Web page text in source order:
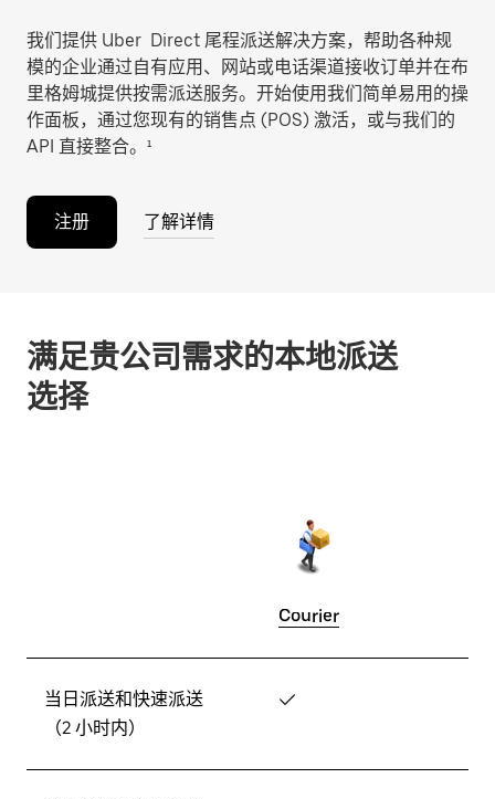
我们提供 Uber Direct 尾程派送解决方案，帮助各种规
模的企业通过自有应用、网站或电话渠道接收订单并在布
里格姆城提供按需派送服务。开始使用我们简单易用的操
作面板，通过您现有的销售点 (POS) 激活，或与我们的
API 直接整合。¹
注册 了解详情
满足贵公司需求的本地派送
选择
Courier
当日派送和快速派送
（2 小时内）
✓